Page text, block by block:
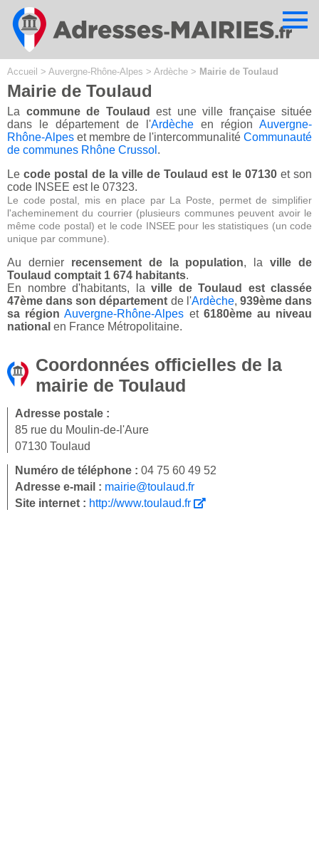
Accueil > Auvergne-Rhône-Alpes > Ardèche > Mairie de Toulaud
Mairie de Toulaud
La commune de Toulaud
est une ville française située
dans le département de l'Ardèche en région Auvergne-
Rhône-Alpes et membre de l'intercommunalité Communauté
de communes Rhône Crussol .
Lecode postal de la ville de Toulaud est le 07130et son
code INSEE est le 07323.
Le code postal, mis en place par La Poste, permet de simplifier
l'acheminement du courrier (plusieurs communes peuvent avoir le
même code postal) et le code INSEE pour les statistiques (un code
unique par commune).
Au dernier recensement de la population, laville de
Toulaud comptait 1 674 habitants.
En nombre d'habitants, la ville de Toulaud est classée
47ème dans son département de l'Ardèche, 939ème dans
sa région Auvergne-Rhône-Alpes et 6180ème au niveau
national en France Métropolitaine.
Coordonnées officielles de la
mairie de Toulaud
Adresse postale :
85 rue du Moulin-de-l'Aure
07130 Toulaud
Numéro de téléphone : 04 75 60 49 52
Adresse e-mail : mairie@toulaud.fr
Site internet : http://www.toulaud.fr
Cookies management panel